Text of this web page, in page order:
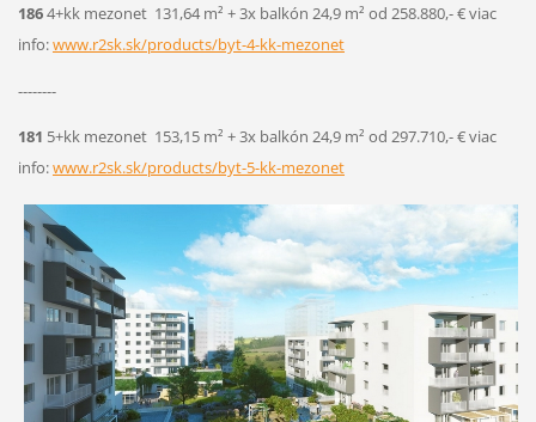
1864+kk mezonet 131,64 m² + 3x balkón 24,9 m² od 258.880,- € viac
info:www.r2sk.sk/products/byt-4-kk-mezonet
--------
181 5+kk mezonet 153,15 m² + 3x balkón 24,9 m² od 297.710,- € viac
info:www.r2sk.sk/products/byt-5-kk-mezonet